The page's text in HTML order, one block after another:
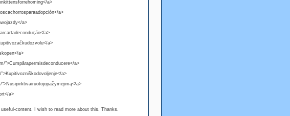
a>
a>
a>
a>
a>
a>
">Cumpărapermisdeconducere</a>
a>
a>
a>
content. I wish to read more about this. Thanks.